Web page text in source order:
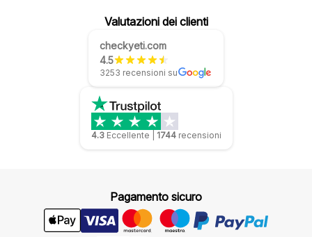
Valutazioni dei clienti
checkyeti.com
4.5
3253 recensioni su
4.3 Eccellente 1744 recensioni
Pagamento sicuro